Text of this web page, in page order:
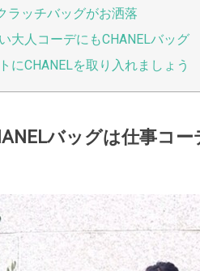
ラッチバッグがお洒落
大人コーデにもCHANELバッグ
にCHANELを取り入れましょう
バッグは仕事コ